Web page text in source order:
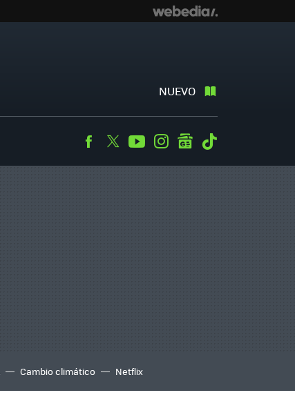
NUEVO
Facebook
TwitterYoutubeInstagramgooglenews
Cambio climático Netflix